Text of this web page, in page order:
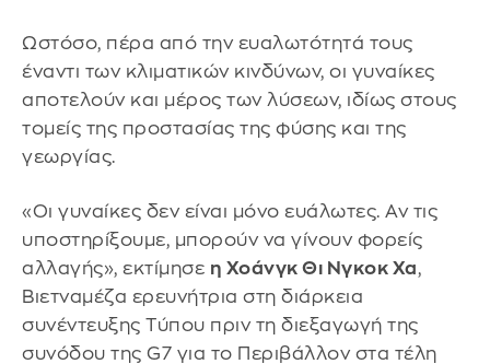
Ωστόσο, πέρα από την ευαλωτότητά τους
έναντι των κλιματικών κινδύνων, οι γυναίκες
αποτελούν και μέρος των λύσεων, ιδίως στους
τομείς της προστασίας της φύσης και της
γεωργίας.
«Οι γυναίκες δεν είναι μόνο ευάλωτες. Αν τις
υποστηρίξουμε, μπορούν να γίνουν φορείς
αλλαγής», εκτίμησε η Χοάνγκ Θι Νγκοκ Χα,
Βιετναμέζα ερευνήτρια στη διάρκεια
συνέντευξης Τύπου πριν τη διεξαγωγή της
συνόδου της G7 για το Περιβάλλον στα τέλη